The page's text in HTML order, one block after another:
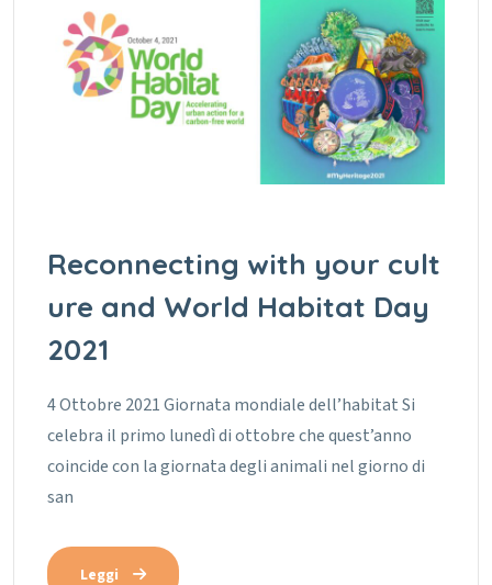
Reconnecting with your cult
ure and World Habitat Day
2021
4 Ottobre 2021 Giornata mondiale dell’habitat Si
celebra il primo lunedì di ottobre che quest’anno
coincide con la giornata degli animali nel giorno di
san
Leggi